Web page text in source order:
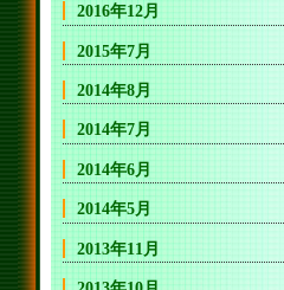
2016年12月
2015年7月
2014年8月
2014年7月
2014年6月
2014年5月
2013年11月